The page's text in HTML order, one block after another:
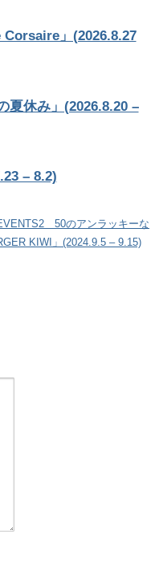
」(2026.8.27
夏休み」(2026.8.20 –
– 8.2)
50のアンラッキーな
KIWI」(2024.9.5 – 9.15)